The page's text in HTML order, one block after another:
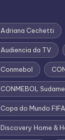
Adriana Cechetti
Audiencia da TV
Conmebol
CONMEBOL
Copa do Mundo
Discovery Home &